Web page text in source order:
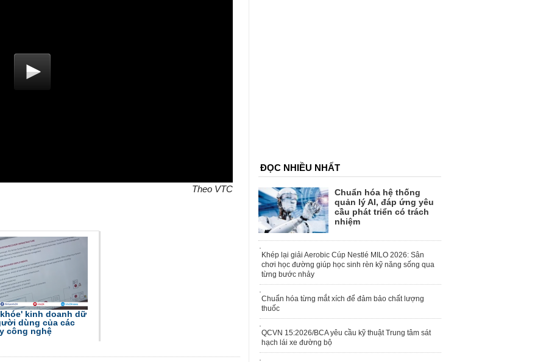
Theo VTC
kinh doanh dữ
dùng của các
công nghệ
ĐỌC NHIỀU NHẤT
Chuẩn hóa hệ thống
quản lý AI, đáp ứng yêu
cầu phát triển có trách
nhiệm
Khép lại giải Aerobic Cúp Nestlé MILO 2026: Sân
chơi học đường giúp học sinh rèn kỹ năng sống qua
từng bước nhảy
Chuẩn hóa từng mắt xích để đảm bảo chất lượng
thuốc
QCVN 15:2026/BCA yêu cầu kỹ thuật Trung tâm sát
hạch lái xe đường bộ